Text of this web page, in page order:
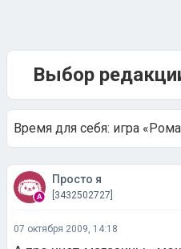
Выбор
Время для себя: игра
Просто я
[3432502727]
07 октября 2009, 14:18